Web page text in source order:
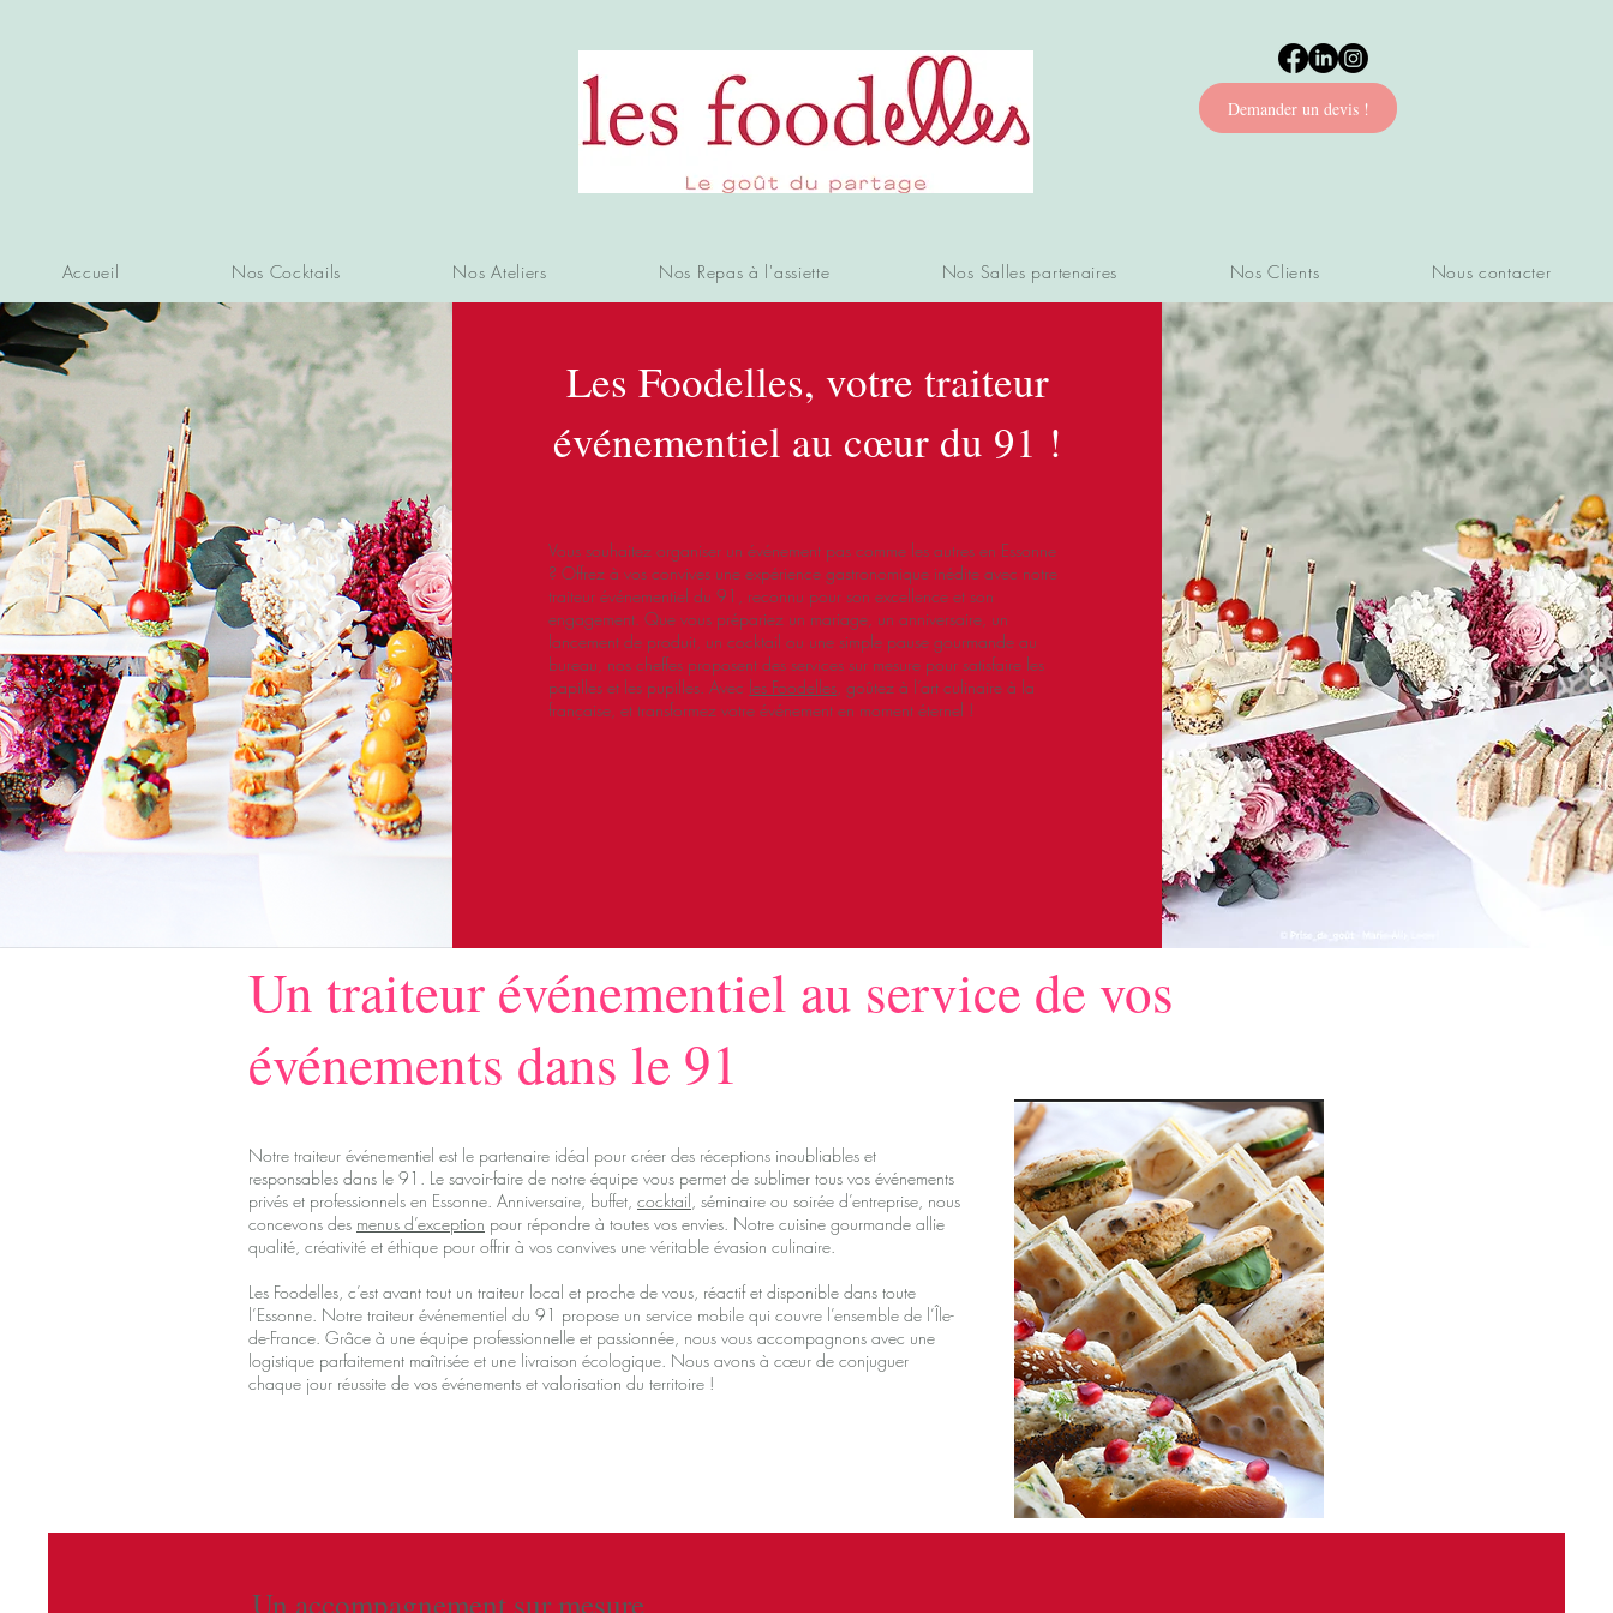
Demander un devis !
Accueil Nos Cocktails Nos Ateliers Nos Repas à l'assiette Nos Salles partenaires Nos Clients Nous contacter
Les Foodelles, votre traiteur
événementiel au cœur du 91 !
Vous souhaitez organiser un événement pas comme les autres en Essonne
? Offrez à vos convives une expérience gastronomique inédite avec notre
traiteur événementiel du 91, reconnu pour son excellence et son
engagement. Que vous prépariez un mariage, un anniversaire, un
lancement de produit, un cocktail ou une simple pause gourmande au
bureau, nos cheffes proposent des services sur mesure pour satisfaire les
papilles et les pupilles. Avec les Foodelles, goûtez à l’art culinaire à la
française, et transformez votre événement en moment éternel !
Un traiteur événementiel au service de vos
événements dans le 91
Notre traiteur événementiel est le partenaire idéal pour créer des réceptions inoubliables et
responsables dans le 91. Le savoir-faire de notre équipe vous permet de sublimer tous vos événements
privés et professionnels en Essonne. Anniversaire, buffet, cocktail, séminaire ou soirée d’entreprise, nous
concevons des menus d’exception pour répondre à toutes vos envies. Notre cuisine gourmande allie
qualité, créativité et éthique pour offrir à vos convives une véritable évasion culinaire.
Les Foodelles, c’est avant tout un traiteur local et proche de vous, réactif et disponible dans toute
l’Essonne. Notre traiteur événementiel du 91 propose un service mobile qui couvre l’ensemble de l’Île-
de-France. Grâce à une équipe professionnelle et passionnée, nous vous accompagnons avec une
logistique parfaitement maîtrisée et une livraison écologique. Nous avons à cœur de conjuguer
chaque jour réussite de vos événements et valorisation du territoire !
Un accompagnement sur mesure